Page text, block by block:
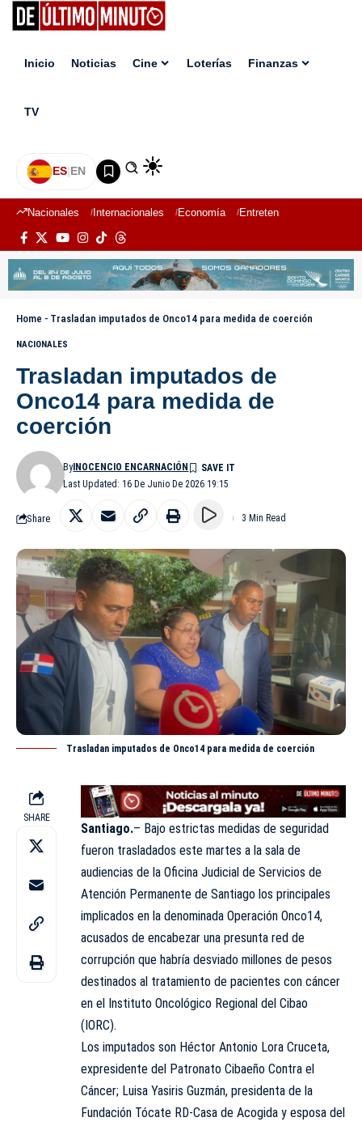
Inicio Noticias Cine Loterías Finanzas
TV
ES|EN
Nacionales Internacionales Economía Entretenimiento
Home - Trasladan imputados de Onco14 para medida de coerción
NACIONALES
Trasladan imputados de
Onco14 para medida de
coerción
Last Updated: 16 De Junio De 2026 19:15
ByINOCENCIO ENCARNACIÓN
Share 3 Min Read
Trasladan imputados de Onco14 para medida de coerción
SHARE
Santiago.– Bajo estrictas medidas de seguridad
fueron trasladados este martes a la sala de
audiencias de la Oficina Judicial de Servicios de
Atención Permanente de Santiago los principales
implicados en la denominada Operación Onco14,
acusados de encabezar una presunta red de
corrupción que habría desviado millones de pesos
destinados al tratamiento de pacientes con cáncer
en el Instituto Oncológico Regional del Cibao
(IORC).
Los imputados son Héctor Antonio Lora Cruceta,
expresidente del Patronato Cibaeño Contra el
Cáncer; Luisa Yasiris Guzmán, presidenta de la
Fundación Tócate RD-Casa de Acogida y esposa del